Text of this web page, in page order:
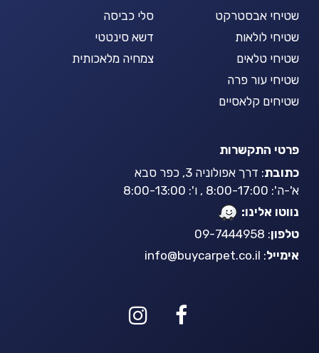
שטיחי אבסטרקט
שטיחי לולאות
שטיחי טלאים
שטיחי עור פרה
שטיחים קלאסיים
סלי כביסה
דשא סינטטי
צמחיה מלאכותית
פרטי התקשרות
כתובת: דרך אפולוניה 3, כפר סבא
א'-ה': 8:00-17:00 , ו': 8:00-13:00
נווטו אלינו:
טלפון: 09-7444958
אימייל:
info@buycarpet.co.il